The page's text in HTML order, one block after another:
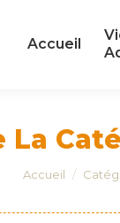
Accueil
La
Vous êtes ici :
Accueil
Accueil